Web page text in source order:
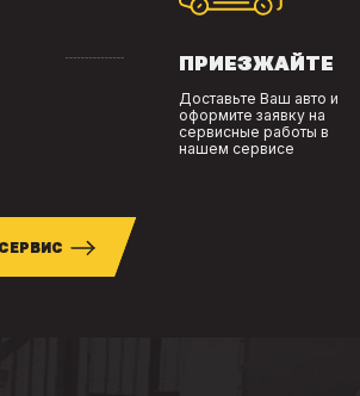
ПРИЕЗЖАЙТЕ
Доставьте Ваш авто и
оформите заявку на
сервисные работы в
нашем сервисе